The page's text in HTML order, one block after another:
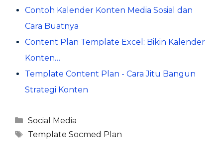
Contoh Kalender Konten Media Sosial dan
Cara Buatnya
Content Plan Template Excel: Bikin Kalender
Konten…
Template Content Plan - Cara Jitu Bangun
Strategi Konten
Kategori
Social Media
Tag
Template Socmed Plan